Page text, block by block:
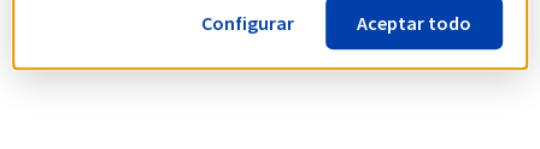
Configurar Aceptar todo